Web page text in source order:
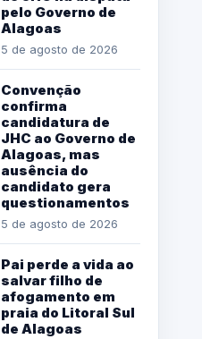
pelo Governo de
Alagoas
5 de agosto de 2026
Convenção
confirma
candidatura de
JHC ao Governo de
Alagoas, mas
ausência do
candidato gera
questionamentos
5 de agosto de 2026
Pai perde a vida ao
salvar filho de
afogamento em
praia do Litoral Sul
de Alagoas